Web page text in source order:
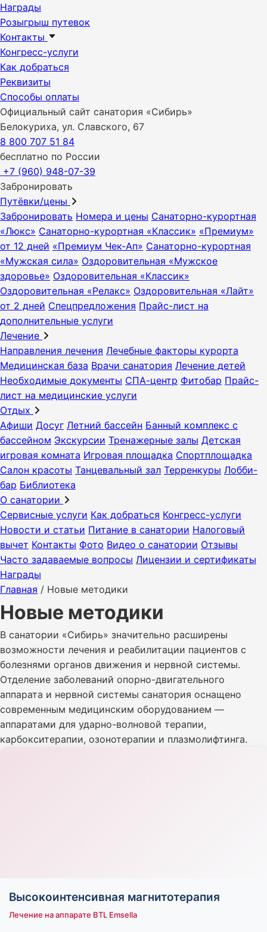
Награды
Розыгрыш путевок
Контакты
Конгресс-услуги
Как добраться
Реквизиты
Способы оплаты
Официальный сайт санатория «Сибирь»
Белокуриха, ул. Славского, 67
8 800 707 51 84
бесплатно по России
+7 (960) 948-07-39
Забронировать
Путёвки/цены
Забронировать Номера и цены Санаторно-курортная
«Люкс» Санаторно-курортная «Классик» «Премиум»
от 12 дней «Премиум Чек-Ап» Санаторно-курортная
«Мужская сила» Оздоровительная «Мужское
здоровье» Оздоровительная «Классик»
Оздоровительная «Релакс» Оздоровительная «Лайт»
от 2 дней Спецпредложения Прайс-лист на
дополнительные услуги
Лечение
Направления лечения Лечебные факторы курорта
Медицинская база Врачи санатория Лечение детей
Необходимые документы СПА-центр Фитобар Прайс-
лист на медицинские услуги
Отдых
Афиши Досуг Летний бассейн Банный комплекс с
бассейном Экскурсии Тренажерные залы Детская
игровая комната Игровая площадка Спортплощадка
Салон красоты Танцевальный зал Терренкуры Лобби-
бар Библиотека
О санатории
Сервисные услуги Как добраться Конгресс-услуги
Новости и статьи Питание в санатории Налоговый
вычет Контакты Фото Видео о санатории Отзывы
Часто задаваемые вопросы Лицензии и сертификаты
Награды
Главная / Новые методики
Новые методики
В санатории «Сибирь» значительно расширены
возможности лечения и реабилитации пациентов с
болезнями органов движения и нервной системы.
Отделение заболеваний опорно-двигательного
аппарата и нервной системы санатория оснащено
современным медицинским оборудованием —
аппаратами для ударно-волновой терапии,
карбокситерапии, озонотерапии и плазмолифтинга.
Высокоинтенсивная магнитотерапия
Лечение на аппарате BTL Emsella